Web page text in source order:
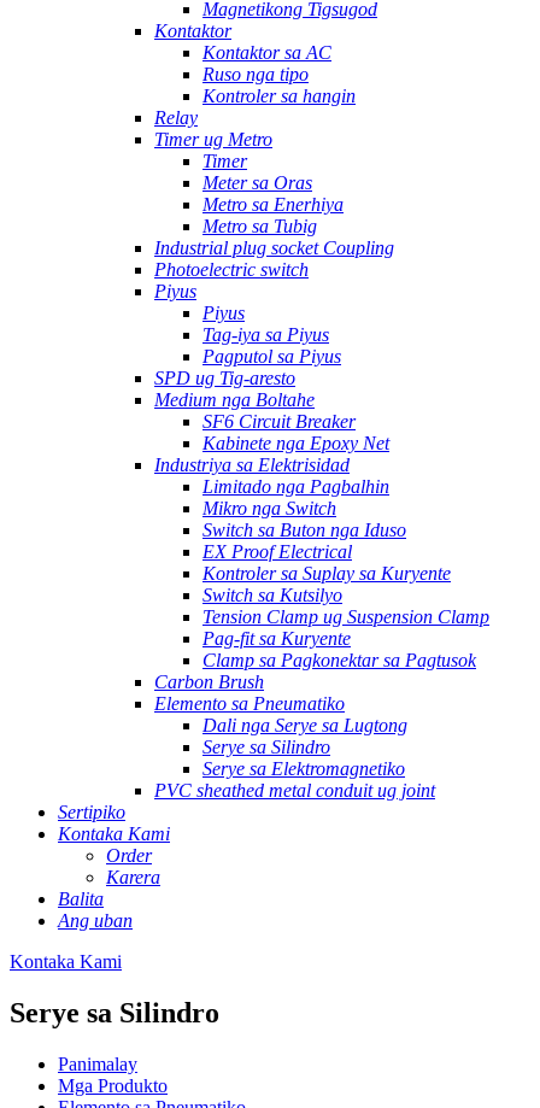
Magnetikong Tigsugod
Kontaktor
Kontaktor sa AC
Ruso nga tipo
Kontroler sa hangin
Relay
Timer ug Metro
Timer
Meter sa Oras
Metro sa Enerhiya
Metro sa Tubig
Industrial plug socket Coupling
Photoelectric switch
Piyus
Piyus
Tag-iya sa Piyus
Pagputol sa Piyus
SPD ug Tig-aresto
Medium nga Boltahe
SF6 Circuit Breaker
Kabinete nga Epoxy Net
Industriya sa Elektrisidad
Limitado nga Pagbalhin
Mikro nga Switch
Switch sa Buton nga Iduso
EX Proof Electrical
Kontroler sa Suplay sa Kuryente
Switch sa Kutsilyo
Tension Clamp ug Suspension Clamp
Pag-fit sa Kuryente
Clamp sa Pagkonektar sa Pagtusok
Carbon Brush
Elemento sa Pneumatiko
Dali nga Serye sa Lugtong
Serye sa Silindro
Serye sa Elektromagnetiko
PVC sheathed metal conduit ug joint
Sertipiko
Kontaka Kami
Order
Karera
Balita
Ang uban
Kontaka Kami
Serye sa Silindro
Panimalay
Mga Produkto